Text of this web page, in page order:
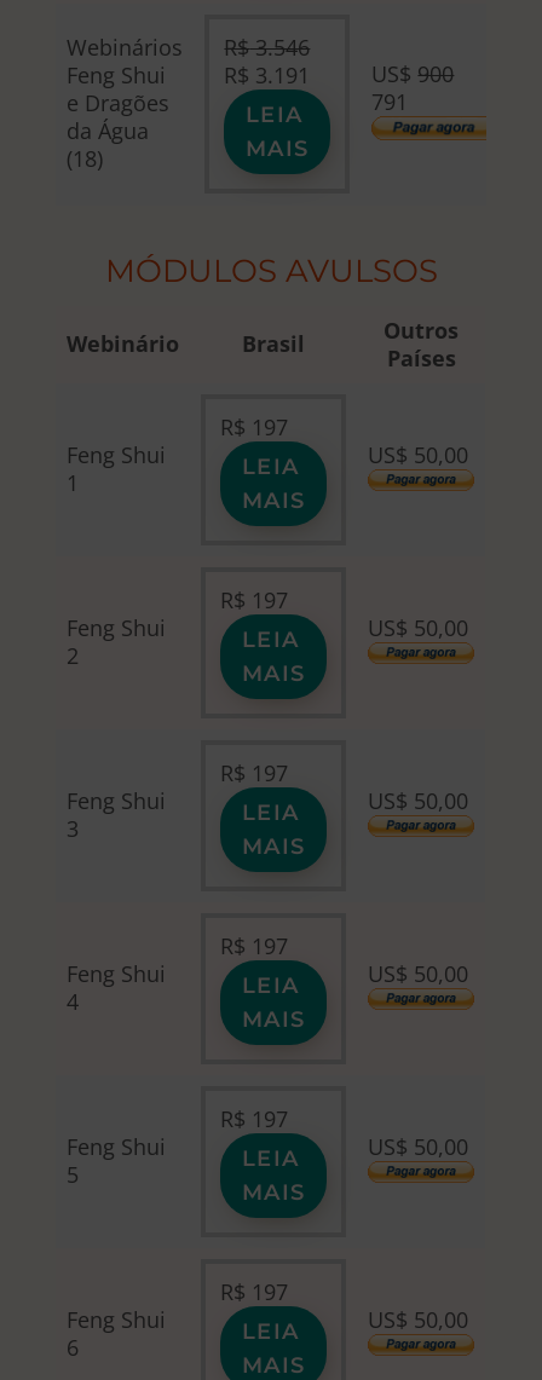
Webinários
Feng Shui
e Dragões
da Água
(18)
R$3.546
O
preço
original
era:
R$ 3.191
preço
atual
é:
LEIA
MAIS
US$900
791
MÓDULOS AVULSOS
Webinário Brasil
Outros
Países
Feng Shui
1
R$ 197
LEIA
MAIS
US$ 50,00
Feng Shui
2
R$ 197
LEIA
MAIS
US$ 50,00
Feng Shui
3
R$ 197
LEIA
MAIS
US$ 50,00
Feng Shui
4
R$ 197
LEIA
MAIS
US$ 50,00
Feng Shui
5
R$ 197
LEIA
MAIS
US$ 50,00
Feng Shui
6
R$ 197
LEIA
MAIS
US$ 50,00